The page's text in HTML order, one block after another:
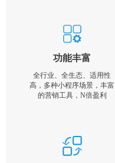
功能丰富
全行业、全生态、适用性
高，多种小程序场景，丰富
的营销工具，N倍盈利